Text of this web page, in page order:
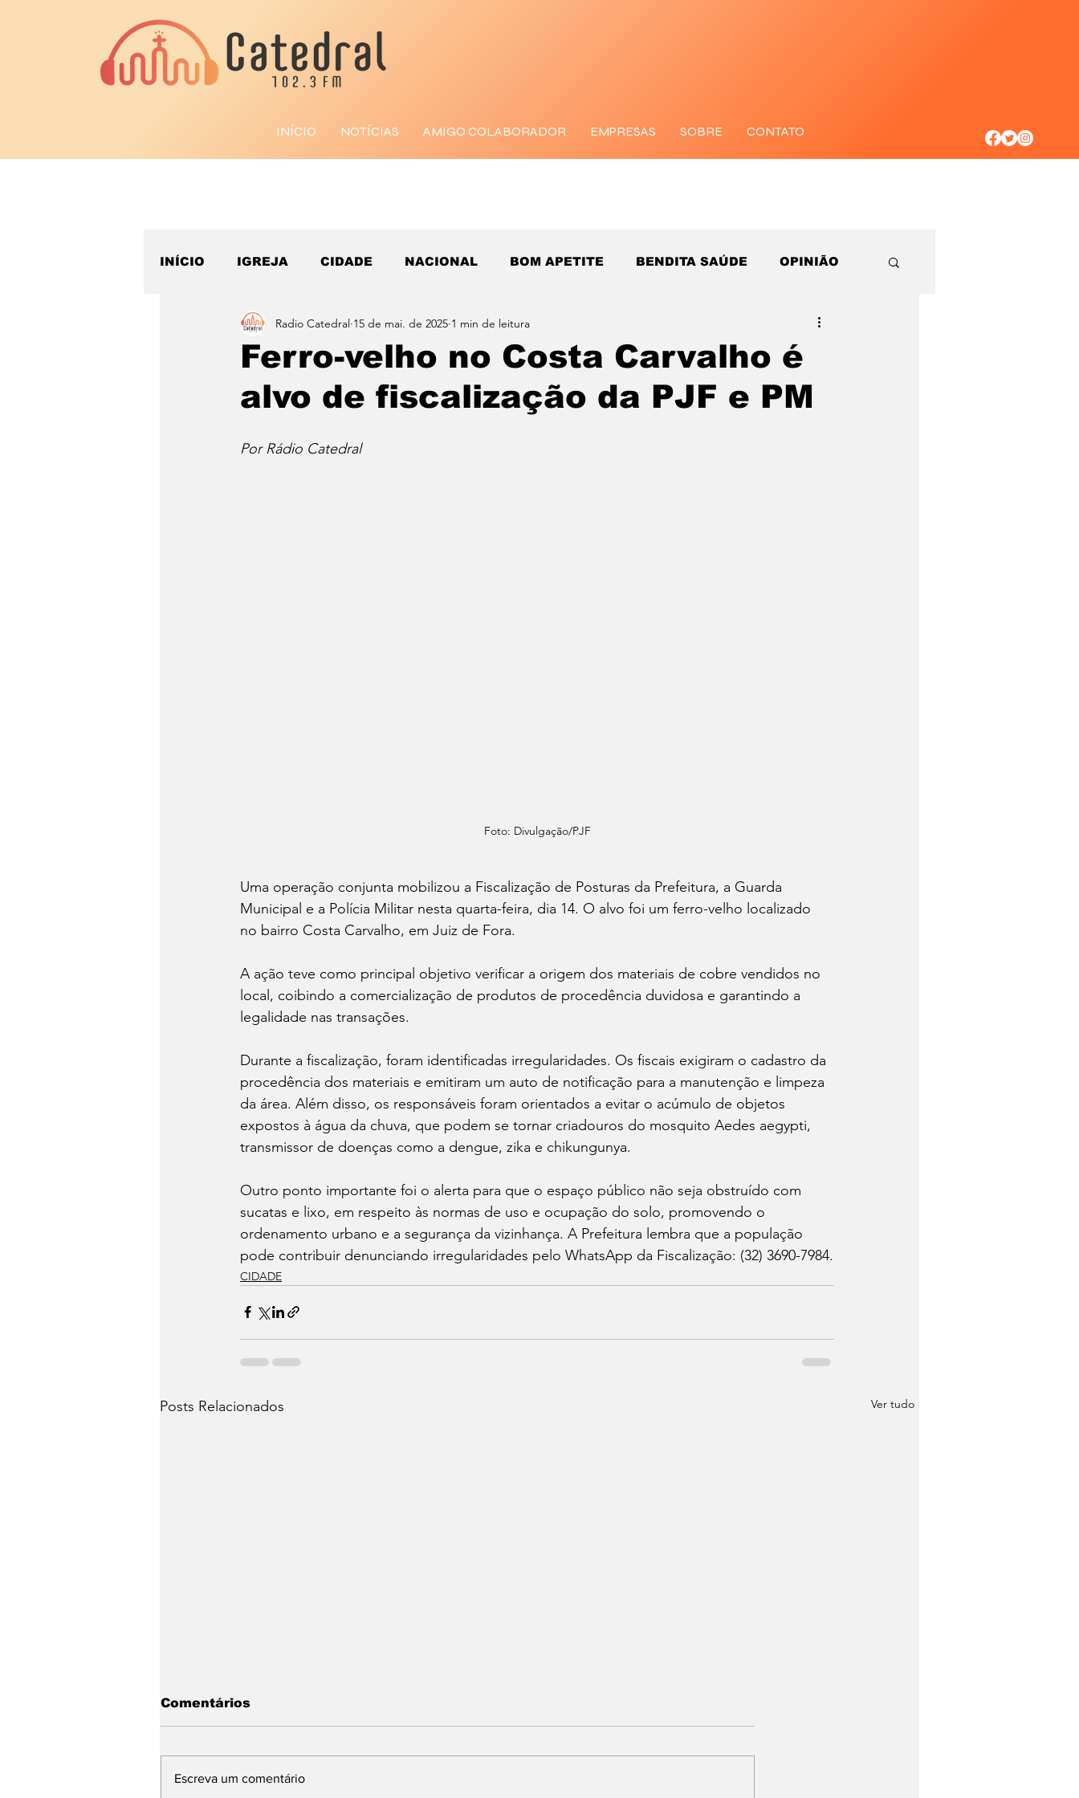
INÍCIO NOTÍCIAS AMIGO COLABORADOR EMPRESAS SOBRE CONTATO
INÍCIO IGREJA CIDADE NACIONAL BOM APETITE BENDITA SAÚDE OPINIÃO
ESPORTE
Ferro-velho no Costa Carvalho é
alvo de fiscalização da PJF e PM
Radio Catedral 15 de mai. de 2025 1 min de leitura
Por Rádio Catedral
Foto: Divulgação/PJF
Uma operação conjunta mobilizou a Fiscalização de Posturas da Prefeitura, a Guarda
Municipal e a Polícia Militar nesta quarta-feira, dia 14. O alvo foi um ferro-velho localizado
no bairro Costa Carvalho, em Juiz de Fora.
A ação teve como principal objetivo verificar a origem dos materiais de cobre vendidos no
local, coibindo a comercialização de produtos de procedência duvidosa e garantindo a
legalidade nas transações.
Durante a fiscalização, foram identificadas irregularidades. Os fiscais exigiram o cadastro da
procedência dos materiais e emitiram um auto de notificação para a manutenção e limpeza
da área. Além disso, os responsáveis foram orientados a evitar o acúmulo de objetos
expostos à água da chuva, que podem se tornar criadouros do mosquito Aedes aegypti,
transmissor de doenças como a dengue, zika e chikungunya.
Outro ponto importante foi o alerta para que o espaço público não seja obstruído com
sucatas e lixo, em respeito às normas de uso e ocupação do solo, promovendo o
ordenamento urbano e a segurança da vizinhança. A Prefeitura lembra que a população
pode contribuir denunciando irregularidades pelo WhatsApp da Fiscalização: (32) 3690-7984.
CIDADE
Posts Relacionados Ver tudo
Comentários
Escreva um comentário